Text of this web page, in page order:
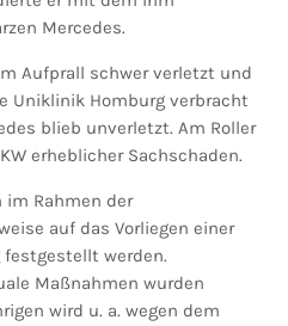
Mercedes.
Aufprall schwer verletzt und
Uniklinik Homburg verbracht
blieb unverletzt. Am Roller
erheblicher Sachschaden.
im Rahmen der
auf das Vorliegen einer
werden.
Maßnahmen wurden
wird u. a. wegen dem